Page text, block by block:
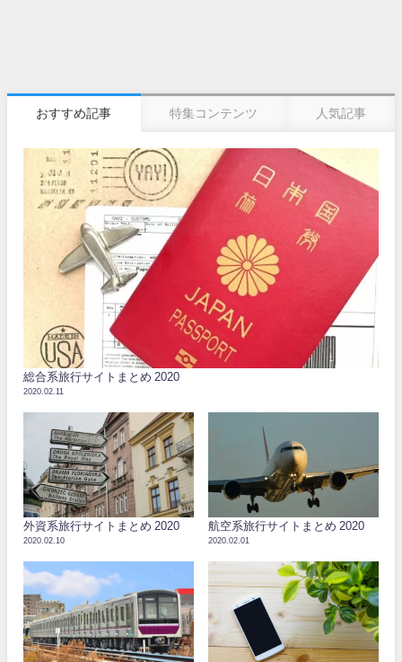
おすすめ記事 特集コンテンツ 人気記事
総合系旅行サイトまとめ 2020
2020.02.11
外資系旅行サイトまとめ 2020
2020.02.10
航空系旅行サイトまとめ 2020
2020.02.01